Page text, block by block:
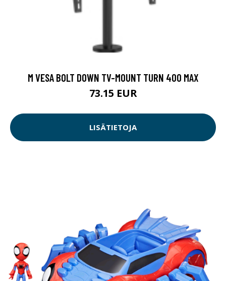
M VESA BOLT DOWN TV-MOUNT TURN 400 MAX
73.15 EUR
LISÄTIETOJA